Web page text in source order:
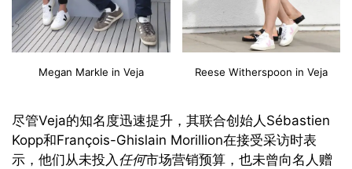
Megan Markle in Veja Reese Witherspoon in Veja
尽管Veja的知名度迅速提升，其联合创始人Sébastien
Kopp和François-Ghislain Morillion在接受采访时表
示，他们从未投入 任何市场营销预算，也未曾向名人赠